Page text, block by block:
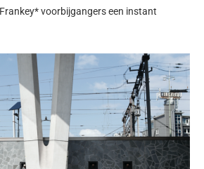
voorbijgangers een instant